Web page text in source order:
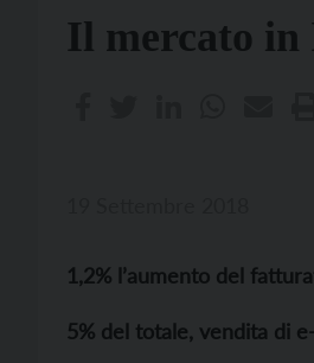
Il mercato
1,2% l’aumento del
5% del totale, vendita di